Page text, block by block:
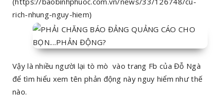
rich-nhung-nguy-hiem)
Vậy là nhiều người lại tò mò vào trang Fb của Đỗ Ngà
để tìm hiểu xem tên phản động này nguy hiểm như thế
nào.